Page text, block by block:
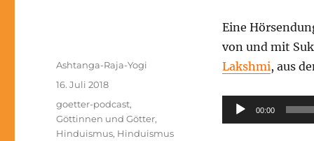
Eine
von und mit
Lakshmi, aus
Audio-
Player
00:00
Autor
Ashtanga-Raja-Yogi
Veröffentlicht
16. Juli 2018
Kategorien
goetter-podcast,
Göttinnen und Götter,
Hinduismus, Hinduismus